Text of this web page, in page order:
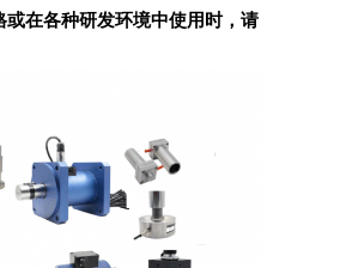
或在各种研发环境中使用时，请